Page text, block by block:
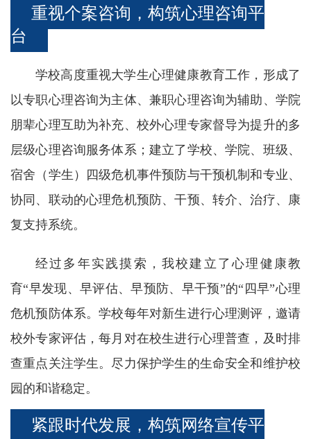
重视个案咨询，构筑心理咨询平
台
学校高度重视大学生心理健康教育工作，形成了
以专职心理咨询为主体、兼职心理咨询为辅助、学院
朋辈心理互助为补充、校外心理专家督导为提升的多
层级心理咨询服务体系；建立了学校、学院、班级、
宿舍（学生）四级危机事件预防与干预机制和专业、
协同、联动的心理危机预防、干预、转介、治疗、康
复支持系统。
经过多年实践摸索，我校建立了心理健康教
育“早发现、早评估、早预防、早干预”的“四早”心理
危机预防体系。学校每年对新生进行心理测评，邀请
校外专家评估，每月对在校生进行心理普查，及时排
查重点关注学生。尽力保护学生的生命安全和维护校
园的和谐稳定。
紧跟时代发展，构筑网络宣传平